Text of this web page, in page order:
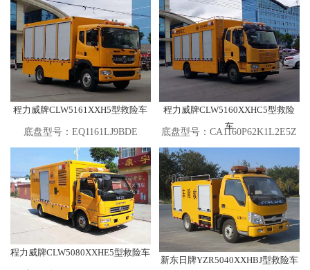
程力威牌CLW5161XXH5型救险车
底盘型号：EQ1161LJ9BDE
程力威牌CLW5160XXHC5型救险
车
底盘型号：CA1160P62K1L2E5Z
程力威牌CLW5080XXHE5型救险车
新东日牌YZR5040XXHBJ型救险车